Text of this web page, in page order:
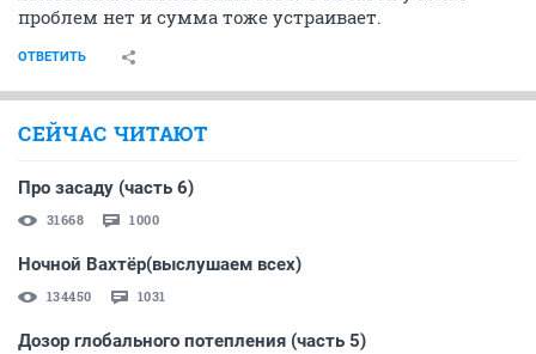
проблем нет и сумма тоже устраивает.
ОТВЕТИТЬ
СЕЙЧАС ЧИТАЮТ
Про засаду (часть 6)
31668 1000
Ночной Вахтёр(выслушаем всех)
134450 1031
Дозор глобального потепления (часть 5)